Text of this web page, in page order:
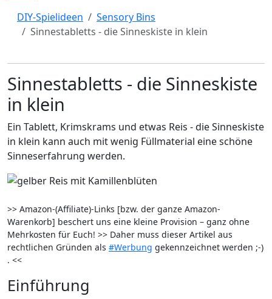
DIY-Spielideen
Sensory Bins
Sinnestabletts - die Sinneskiste in klein
Sinnestabletts - die Sinneskiste
in klein
Ein Tablett, Krimskrams und etwas Reis - die Sinneskiste
in klein kann auch mit wenig Füllmaterial eine schöne
Sinneserfahrung werden.
>> Amazon-(Affiliate)-Links [bzw. der ganze Amazon-
Warenkorb] beschert uns eine kleine Provision – ganz ohne
Mehrkosten für Euch! >> Daher muss dieser Artikel aus
rechtlichen Gründen als #Werbung gekennzeichnet werden ;-)
. <<
Einführung